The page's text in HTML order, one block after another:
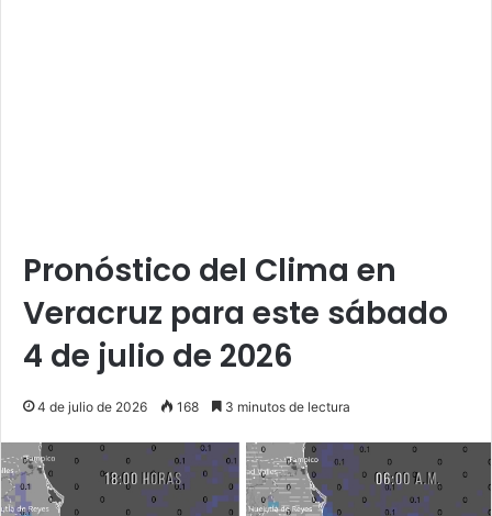
Pronóstico del Clima en
Veracruz para este sábado
4 de julio de 2026
4 de julio de 2026 168 3 minutos de lectura